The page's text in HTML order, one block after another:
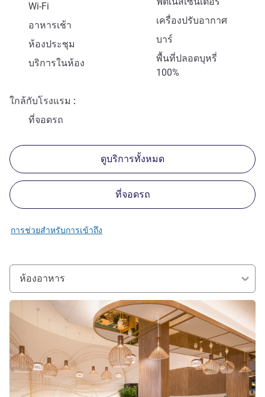
Wi-Fi
เครื่องปรับอากาศ
อาหารเช้า
บาร์
ห้องประชุม
พื้นที่ปลอดบุหรี่
100%
บริการในห้อง
ใกล้กับโรงแรม
ที่จอดรถ
ดูบริการทั้งหมด
ที่จอดรถ
การช่วยสำหรับการเข้าถึง
ห้องอาหาร
ดูรายละเอียด